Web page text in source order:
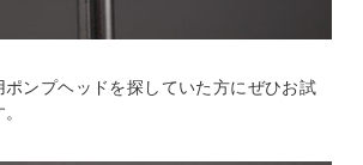
ンプヘッドを探していた方にぜひお試